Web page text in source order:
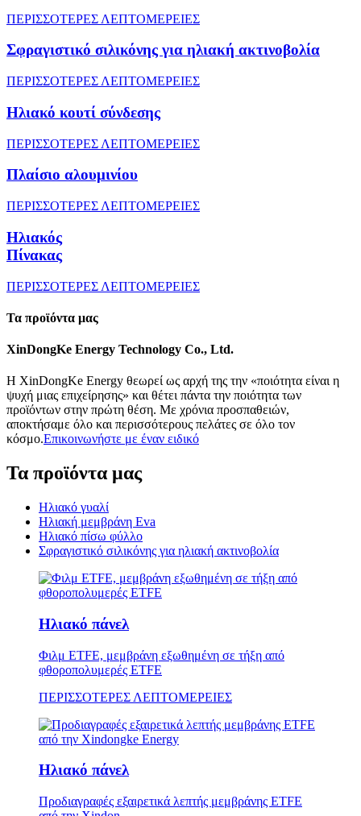
ΠΕΡΙΣΣΟΤΕΡΕΣ ΛΕΠΤΟΜΕΡΕΙΕΣ
Σφραγιστικό σιλικόνης για ηλιακή ακτινοβολία
ΠΕΡΙΣΣΟΤΕΡΕΣ ΛΕΠΤΟΜΕΡΕΙΕΣ
Ηλιακό κουτί σύνδεσης
ΠΕΡΙΣΣΟΤΕΡΕΣ ΛΕΠΤΟΜΕΡΕΙΕΣ
Πλαίσιο αλουμινίου
ΠΕΡΙΣΣΟΤΕΡΕΣ ΛΕΠΤΟΜΕΡΕΙΕΣ
Ηλιακός
Πίνακας
ΠΕΡΙΣΣΟΤΕΡΕΣ ΛΕΠΤΟΜΕΡΕΙΕΣ
Τα προϊόντα μας
XinDongKe Energy Technology Co., Ltd.
Η XinDongKe Energy θεωρεί ως αρχή της την «ποιότητα είναι η
ψυχή μιας επιχείρησης» και θέτει πάντα την ποιότητα των
προϊόντων στην πρώτη θέση. Με χρόνια προσπαθειών,
αποκτήσαμε όλο και περισσότερους πελάτες σε όλο τον
κόσμο.Επικοινωνήστε με έναν ειδικό
Τα προϊόντα μας
Ηλιακό γυαλί
Ηλιακή μεμβράνη Eva
Ηλιακό πίσω φύλλο
Σφραγιστικό σιλικόνης για ηλιακή ακτινοβολία
Ηλιακό πάνελ
Φιλμ ETFE, μεμβράνη εξωθημένη σε τήξη από
φθοροπολυμερές ETFE
ΠΕΡΙΣΣΟΤΕΡΕΣ ΛΕΠΤΟΜΕΡΕΙΕΣ
Ηλιακό πάνελ
Προδιαγραφές εξαιρετικά λεπτής μεμβράνης ETFE